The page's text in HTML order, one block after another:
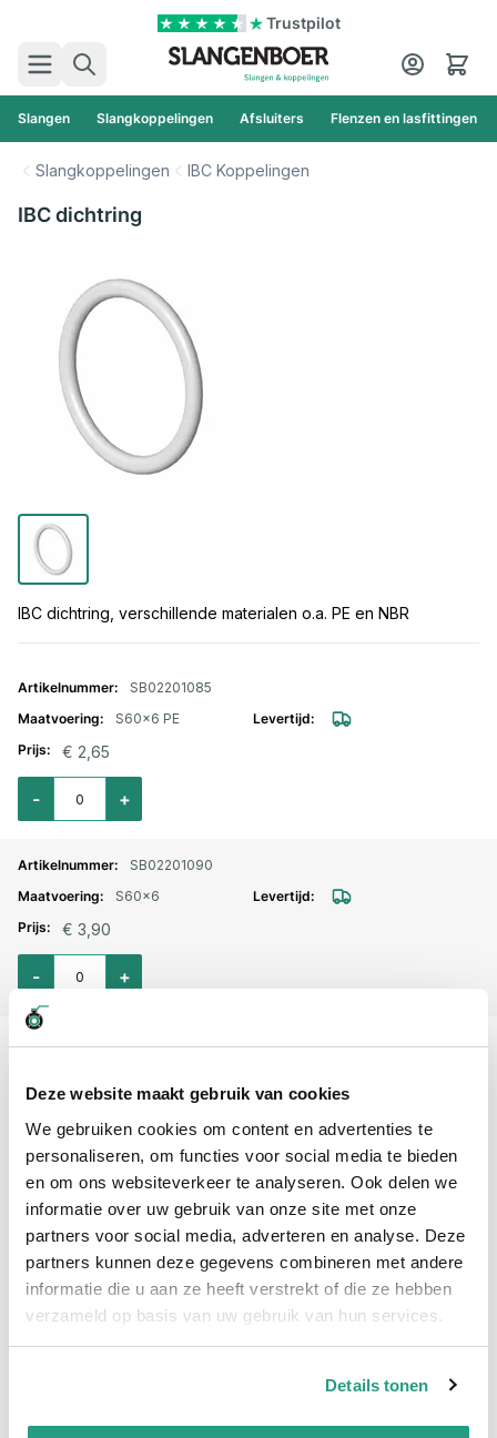
Deze website maakt gebruik van cookies
We gebruiken cookies om content en advertenties te
personaliseren, om functies voor social media te bieden
en om ons websiteverkeer te analyseren. Ook delen we
informatie over uw gebruik van onze site met onze
partners voor social media, adverteren en analyse. Deze
partners kunnen deze gegevens combineren met andere
informatie die u aan ze heeft verstrekt of die ze hebben
verzameld op basis van uw gebruik van hun services.
Details tonen
Trustpilot
Zoek
Cart
Slangen Slangkoppelingen Afsluiters Flenzen en lasfittingen
Slangkoppelingen IBC Koppelingen
IBC dichtring
IBC dichtring, verschillende materialen o.a. PE en NBR
SB02201085
S60x6 PE
€ 2,65
Aantal voor IBC dichtring draad PE S60x6
+
-
SB02201090
S60x6
€ 3,90
Aantal voor IBC dichtring draad NBR S60x6
+
-
Professioneel advies
Hoge klantbeoordelingen: 9/10
Snelle levering
Snel naar
Details
Details
IBC dichtring, verschillende materialen o.a. PE en
Santoprene.
SB02201085
PE